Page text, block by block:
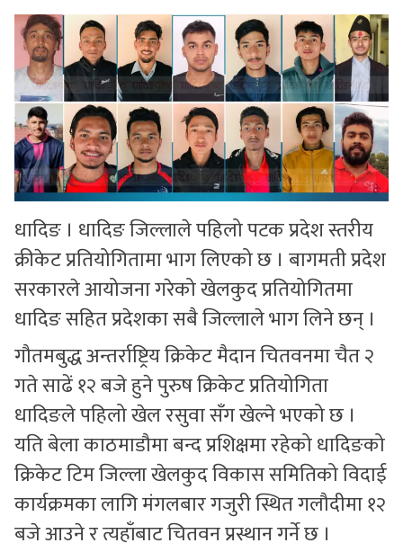
स्वास्थ्य
भिडियो
धादिङ । धादिङ जिल्लाले पहिलो पटक प्रदेश स्तरीय
क्रीकेट प्रतियोगितामा भाग लिएको छ । बागमती प्रदेश
सरकारले आयोजना गरेको खेलकुद प्रतियोगितमा
धादिङ सहित प्रदेशका सबै जिल्लाले भाग लिने छन् ।
गौतमबुद्ध अन्तर्राष्ट्रिय क्रिकेट मैदान चितवनमा चैत २
गते साढें १२ बजे हुने पुरुष क्रिकेट प्रतियोगिता
धादिङले पहिलो खेल रसुवा सँग खेल्ने भएको छ ।
यति बेला काठमाडौमा बन्द प्रशिक्षमा रहेको धादिङको
क्रिकेट टिम जिल्ला खेलकुद विकास समितिको विदाई
कार्यक्रमका लागि मंगलबार गजुरी स्थित गलौदीमा १२
बजे आउने र त्यहाँबाट चितवन प्रस्थान गर्ने छ ।